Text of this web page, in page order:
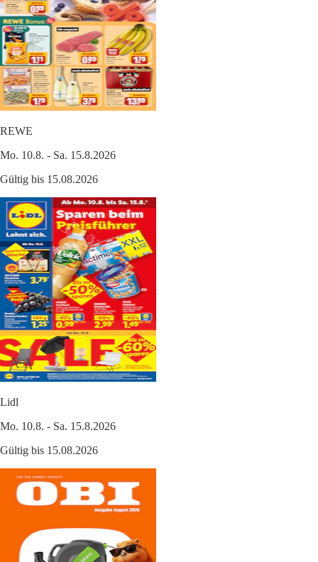
REWE
Mo. 10.8. - Sa. 15.8.2026
Gültig bis 15.08.2026
Lidl
Mo. 10.8. - Sa. 15.8.2026
Gültig bis 15.08.2026